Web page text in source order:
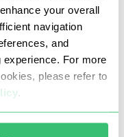
your overall
navigation
and
For more
please refer to
.